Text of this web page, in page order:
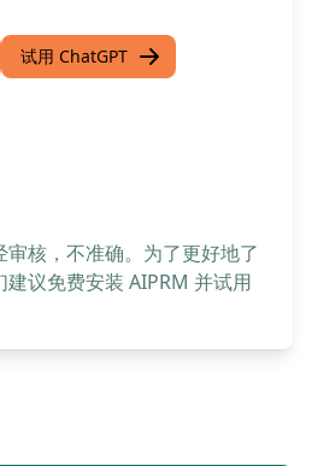
试用 ChatGPT
核，不准确。为了更好地了
议免费安装 AIPRM 并试用